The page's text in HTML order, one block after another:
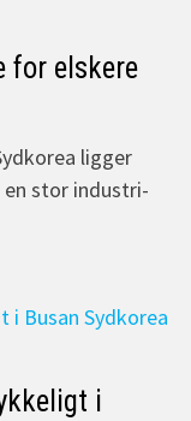
for elskere
ligger
en stor industri-
i